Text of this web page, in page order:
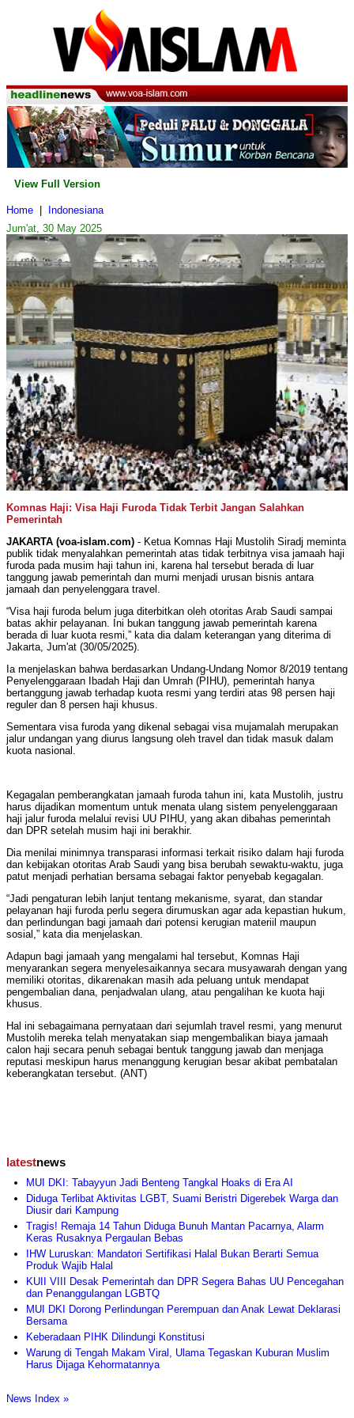
View Full Version
Home
Indonesiana
Jum'at, 30 May 2025
Komnas Haji: Visa Haji Furoda Tidak Terbit Jangan Salahkan
Pemerintah
JAKARTA (voa-islam.com) - Ketua Komnas Haji Mustolih Siradj meminta
publik tidak menyalahkan pemerintah atas tidak terbitnya visa jamaah haji
furoda pada musim haji tahun ini, karena hal tersebut berada di luar
tanggung jawab pemerintah dan murni menjadi urusan bisnis antara
jamaah dan penyelenggara travel.
“Visa haji furoda belum juga diterbitkan oleh otoritas Arab Saudi sampai
batas akhir pelayanan. Ini bukan tanggung jawab pemerintah karena
berada di luar kuota resmi,” kata dia dalam keterangan yang diterima di
Jakarta, Jum'at (30/05/2025).
Ia menjelaskan bahwa berdasarkan Undang-Undang Nomor 8/2019 tentang
Penyelenggaraan Ibadah Haji dan Umrah (PIHU), pemerintah hanya
bertanggung jawab terhadap kuota resmi yang terdiri atas 98 persen haji
reguler dan 8 persen haji khusus.
Sementara visa furoda yang dikenal sebagai visa mujamalah merupakan
jalur undangan yang diurus langsung oleh travel dan tidak masuk dalam
kuota nasional.
Kegagalan pemberangkatan jamaah furoda tahun ini, kata Mustolih, justru
harus dijadikan momentum untuk menata ulang sistem penyelenggaraan
haji jalur furoda melalui revisi UU PIHU, yang akan dibahas pemerintah
dan DPR setelah musim haji ini berakhir.
Dia menilai minimnya transparasi informasi terkait risiko dalam haji furoda
dan kebijakan otoritas Arab Saudi yang bisa berubah sewaktu-waktu, juga
patut menjadi perhatian bersama sebagai faktor penyebab kegagalan.
“Jadi pengaturan lebih lanjut tentang mekanisme, syarat, dan standar
pelayanan haji furoda perlu segera dirumuskan agar ada kepastian hukum,
dan perlindungan bagi jamaah dari potensi kerugian materiil maupun
sosial,” kata dia menjelaskan.
Adapun bagi jamaah yang mengalami hal tersebut, Komnas Haji
menyarankan segera menyelesaikannya secara musyawarah dengan yang
memiliki otoritas, dikarenakan masih ada peluang untuk mendapat
pengembalian dana, penjadwalan ulang, atau pengalihan ke kuota haji
khusus.
Hal ini sebagaimana pernyataan dari sejumlah travel resmi, yang menurut
Mustolih mereka telah menyatakan siap mengembalikan biaya jamaah
calon haji secara penuh sebagai bentuk tanggung jawab dan menjaga
reputasi meskipun harus menanggung kerugian besar akibat pembatalan
keberangkatan tersebut. (ANT)
latestnews
MUI DKI: Tabayyun Jadi Benteng Tangkal Hoaks di Era AI
Diduga Terlibat Aktivitas LGBT, Suami Beristri Digerebek Warga dan
Diusir dari Kampung
Tragis! Remaja 14 Tahun Diduga Bunuh Mantan Pacarnya, Alarm
Keras Rusaknya Pergaulan Bebas
IHW Luruskan: Mandatori Sertifikasi Halal Bukan Berarti Semua
Produk Wajib Halal
KUII VIII Desak Pemerintah dan DPR Segera Bahas UU Pencegahan
dan Penanggulangan LGBTQ
MUI DKI Dorong Perlindungan Perempuan dan Anak Lewat Deklarasi
Bersama
Keberadaan PIHK Dilindungi Konstitusi
Warung di Tengah Makam Viral, Ulama Tegaskan Kuburan Muslim
Harus Dijaga Kehormatannya
News Index »